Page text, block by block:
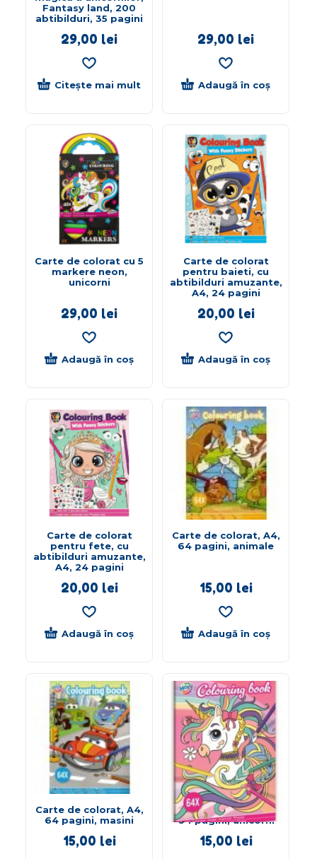
Fantasy land, 200
abtibilduri, 35 pagini
29,00 lei
Citește mai mult
29,00 lei
Adaugă în coș
Carte de colorat cu 5
markere neon,
unicorni
29,00 lei
Adaugă în coș
Carte de colorat
pentru baieti, cu
abtibilduri amuzante,
A4, 24 pagini
20,00 lei
Adaugă în coș
Carte de colorat
pentru fete, cu
abtibilduri amuzante,
A4, 24 pagini
20,00 lei
Adaugă în coș
Carte de colorat, A4,
64 pagini, animale
15,00 lei
Adaugă în coș
Carte de colorat, A4,
64 pagini, masini
15,00 lei
Carte de colorat, A4,
64 pagini, unicorni
15,00 lei